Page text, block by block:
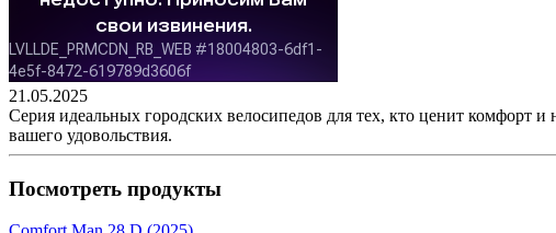
21.05.2025
Серия идеальных городских велосипедов для тех, кто ценит комфорт
вашего удовольствия.
Посмотреть продукты